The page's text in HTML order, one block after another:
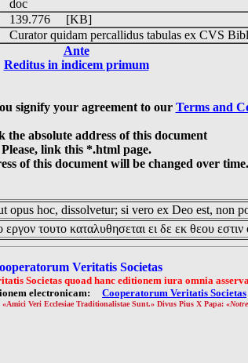
doc
139.776 [KB]
Curator quidam percallidus tabulas ex CVS
Ante
Reditus in indicem primum
signify your agreement to our Terms and
the absolute address of this document
Please, link this *.html page.
of this document will be changed over time.
opus hoc, dissolvetur; si vero ex Deo est, non
τουτο καταλυθησεται ει δε εκ θεου
Veritatis Societas
Societas quoad hanc editionem iura omnia
electronicam: Cooperatorum Veritatis Societas
Veri Ecclesiae Traditionalistae Sunt.» Divus Pius X Papa: «